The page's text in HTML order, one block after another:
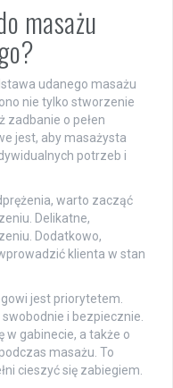
masażu
udanego masażu
nie tylko stworzenie
zadbanie o pełen
jest, aby masażysta
potrzeb i
warto zacząć
Delikatne,
Dodatkowo,
klienta w stan
jest priorytetem.
i bezpiecznie.
gabinecie, a także o
masażu. To
cieszyć się zabiegiem.